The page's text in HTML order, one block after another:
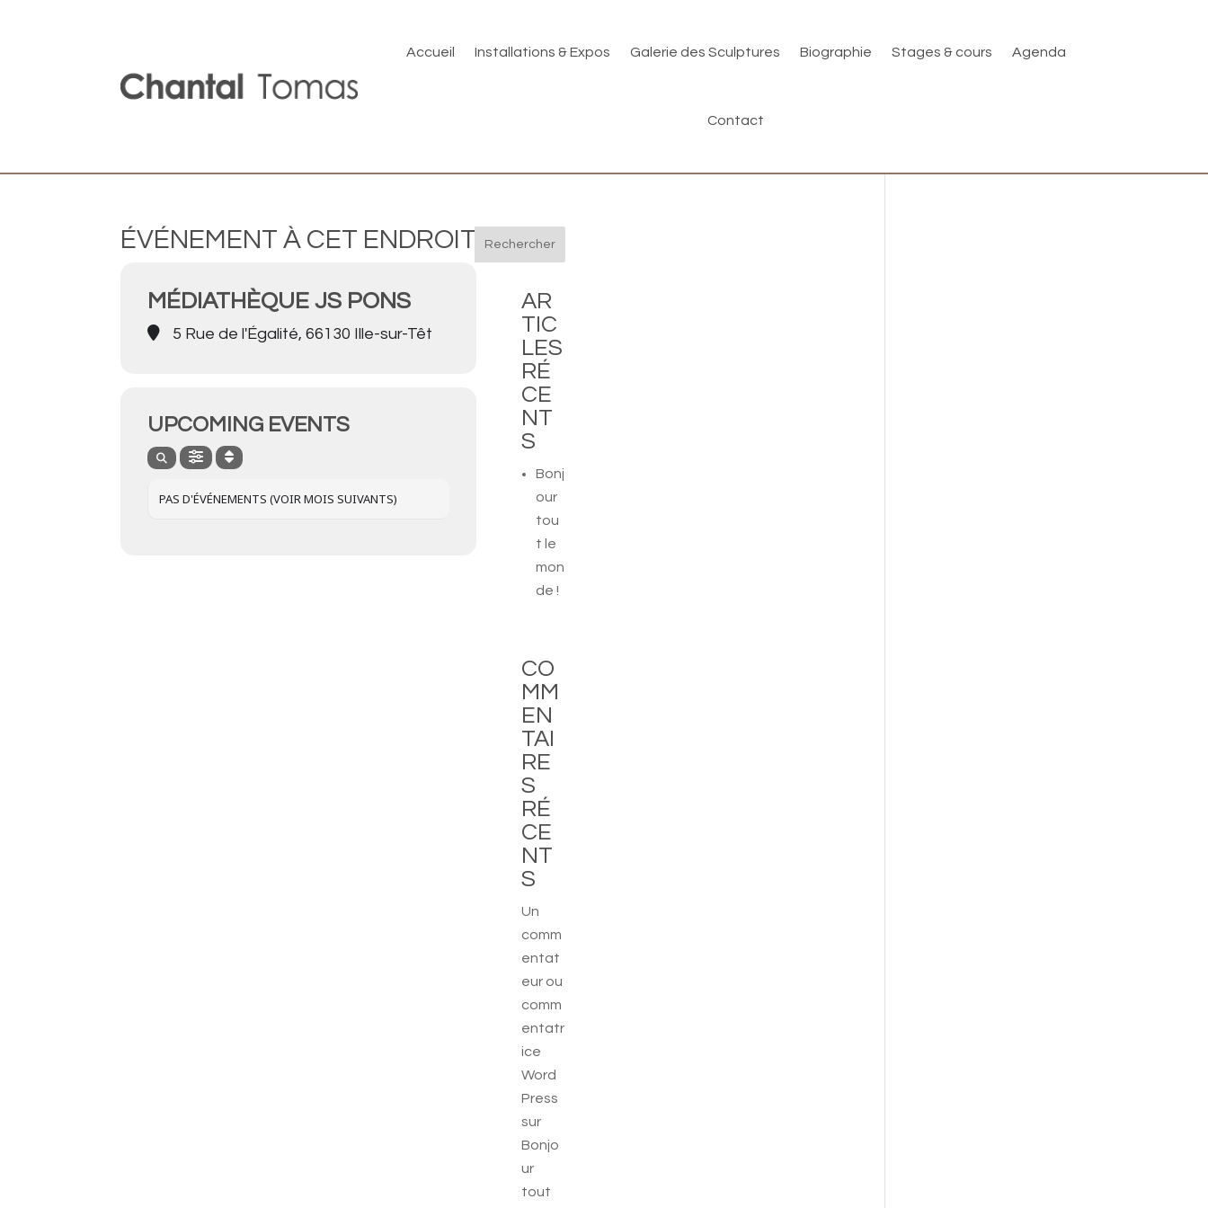
Accueil Installations & Expos Galerie des Sculptures Biographie Stages & cours Agenda
Contact
ÉVÉNEMENT À CET ENDROIT
MÉDIATHÈQUE JS PONS
5 Rue de l'Égalité, 66130 Ille-sur-Têt
UPCOMING EVENTS
PAS D'ÉVÉNEMENTS (VOIR MOIS SUIVANTS)
Rechercher
AR
TIC
LES
RÉ
CE
NT
S
Bonj
our
tou
t le
mon
de !
CO
MM
EN
TAI
RE
S
RÉ
CE
NT
S
Un
comm
entat
eur ou
comm
entatr
ice
Word
Press
sur
Bonjo
ur
tout